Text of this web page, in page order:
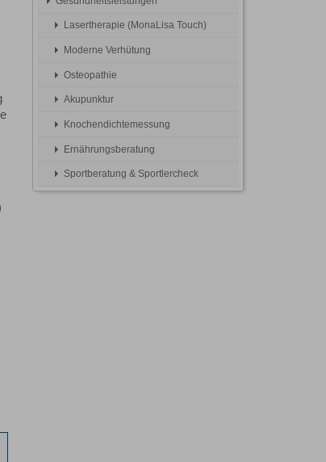
Lasertherapie (MonaLisa Touch)
Moderne Verhütung
Osteopathie
Akupunktur
Knochendichtemessung
Ernährungsberatung
Sportberatung & Sportlercheck